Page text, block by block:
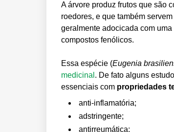
A árvore produz frutos que são
roedores, e que também
geralmente adocicada com
compostos fenólicos.
Essa espécie (Eugenia
medicinal . De fato alguns
essenciais com propriedades
anti-inflamatória;
adstringente;
antirreumática;